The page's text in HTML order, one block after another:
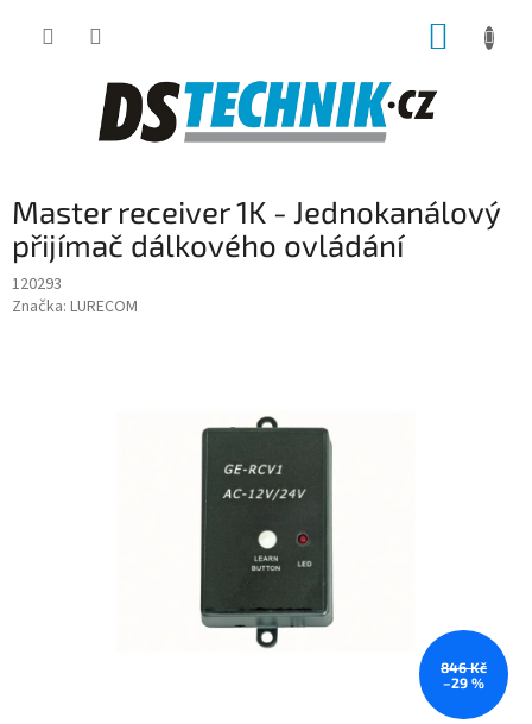
Master receiver 1K - Jednokanálový
přijímač dálkového ovládání
120293
Značka: LURECOM
846 Kč
–29 %